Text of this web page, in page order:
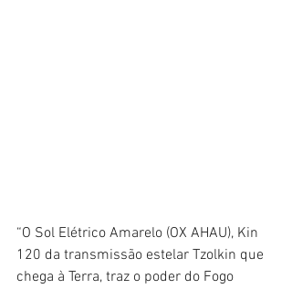
“O Sol Elétrico Amarelo (OX AHAU), Kin
120 da transmissão estelar Tzolkin que
chega à Terra, traz o poder do Fogo